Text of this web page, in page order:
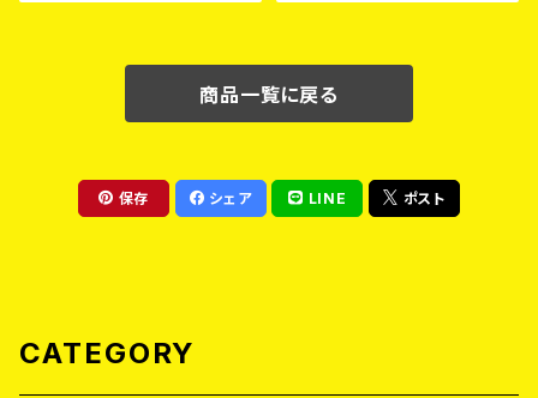
商品一覧に戻る
保存 シェア LINE ポスト
CATEGORY